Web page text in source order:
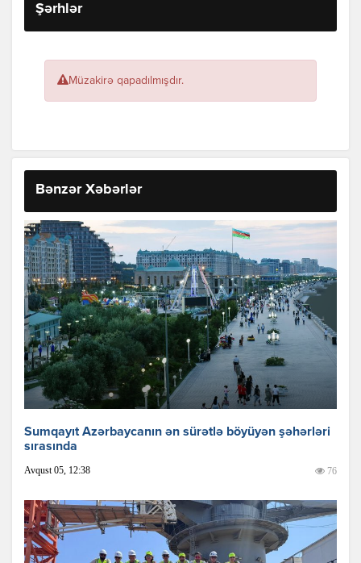
Şərhlər
Müzakirə qapadılmışdır.
Bənzər Xəbərlər
Sumqayıt Azərbaycanın ən sürətlə böyüyən şəhərləri
sırasında
Avqust 05, 12:38 76